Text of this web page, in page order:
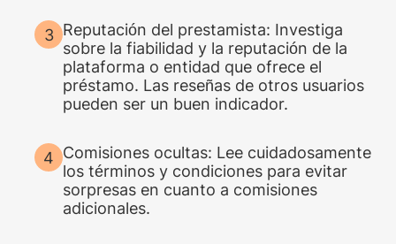
Reputación del prestamista: Investiga
sobre la fiabilidad y la reputación de la
plataforma o entidad que ofrece el
préstamo. Las reseñas de otros usuarios
pueden ser un buen indicador.
Comisiones ocultas: Lee cuidadosamente
los términos y condiciones para evitar
sorpresas en cuanto a comisiones
adicionales.